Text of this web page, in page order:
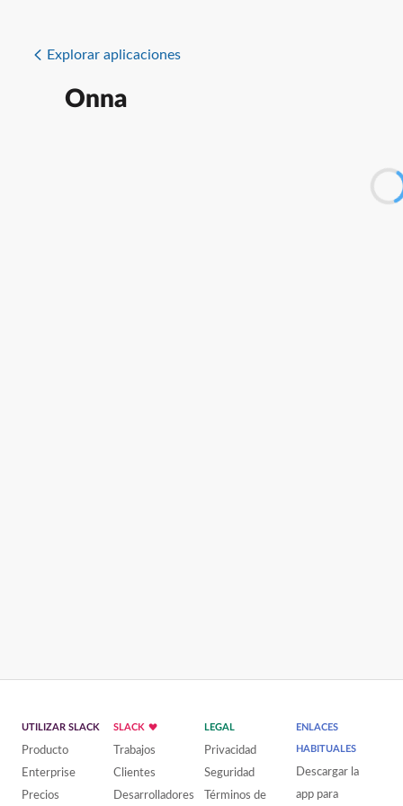
Explorar aplicaciones
Onna
UTILIZAR SLACK
Producto
Enterprise
Precios
SLACK
Trabajos
Clientes
Desarrolladores
LEGAL
Privacidad
Seguridad
Términos de
ENLACES
HABITUALES
Descargar la
app para